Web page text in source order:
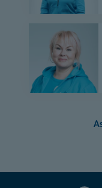
Liimatainen